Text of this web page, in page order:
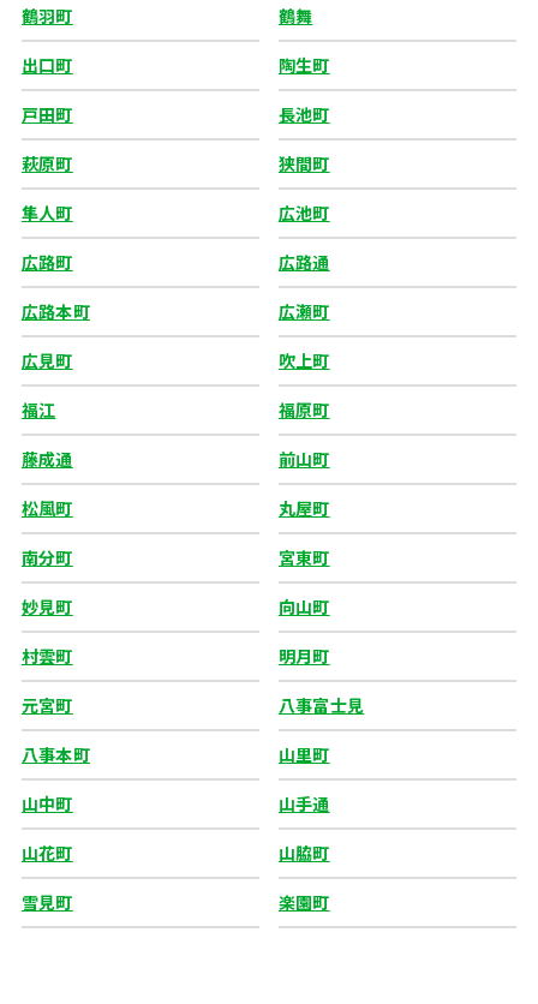
鶴羽町 鶴舞
出口町 陶生町
戸田町 長池町
萩原町 狭間町
隼人町 広池町
広路町 広路通
広路本町 広瀬町
広見町 吹上町
福江 福原町
藤成通 前山町
松風町 丸屋町
南分町 宮東町
妙見町 向山町
村雲町 明月町
元宮町 八事富士見
八事本町 山里町
山中町 山手通
山花町 山脇町
雪見町 楽園町